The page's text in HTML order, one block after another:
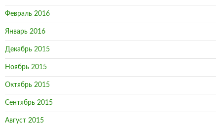
Февраль 2016
Январь 2016
Декабрь 2015
Ноябрь 2015
Октябрь 2015
Сентябрь 2015
Август 2015